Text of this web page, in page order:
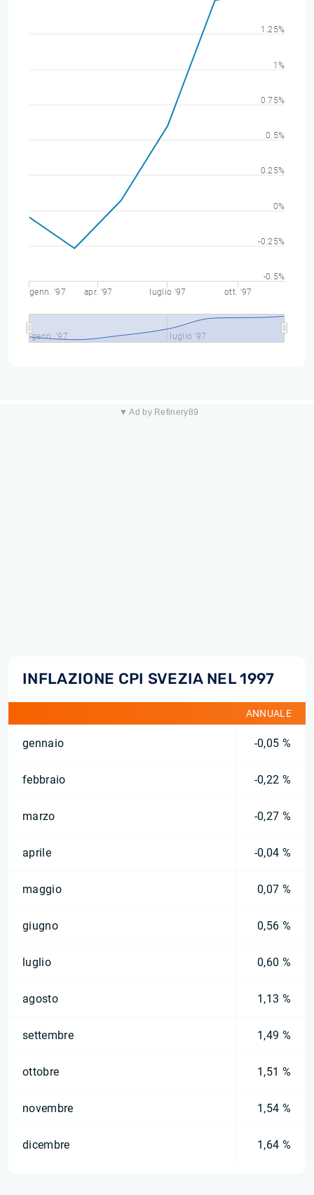
genn. '97 apr. '97 luglio '97 ott. '97
genn. '97 luglio '97
-0.5%
-0.25%
0%
0.25%
0.5%
0.75%
1%
1.25%
▼ Ad by Refinery89
INFLAZIONE CPI SVEZIA NEL 1997
ANNUALE
gennaio -0,05 %
febbraio -0,22 %
marzo -0,27 %
aprile -0,04 %
maggio 0,07 %
giugno 0,56 %
luglio 0,60 %
agosto 1,13 %
settembre 1,49 %
ottobre 1,51 %
novembre 1,54 %
dicembre 1,64 %